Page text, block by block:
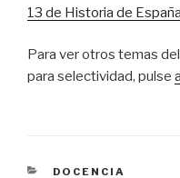
13 de Historia de
Para ver otros temas
para selectividad, pulse
CATEGORÍAS
DOCENCIA